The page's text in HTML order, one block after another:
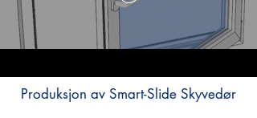
Produksjon av Smart-Slide Skyvedør